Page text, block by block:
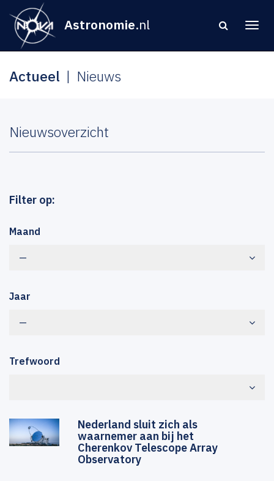
Astronomie.nl
Actueel Nieuws
Nieuwsoverzicht
Filter op:
Maand
—
Jaar
—
Trefwoord
Nederland sluit zich als
waarnemer aan bij het
Cherenkov Telescope Array
Observatory